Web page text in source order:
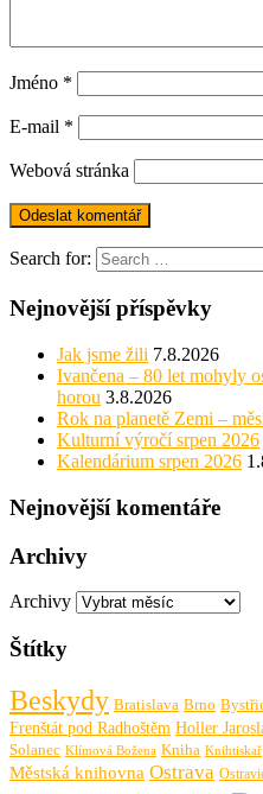
Jméno *
E-mail *
Webová stránka
Search for:
Nejnovější příspěvky
Jak jsme žili 7.8.2026
Ivančena – 80 let mohyly
horou 3.8.2026
Rok na planetě Zemi –
Kulturní výročí srpen 2026
Kalendárium srpen 2026
Nejnovější komentáře
Archivy
Archivy
Štítky
Beskydy Bratislava Brno
Frenštát pod Radhoštěm Holler
Solanec Klímová Božena Kniha Knihtiskař
Městská knihovna Ostrava